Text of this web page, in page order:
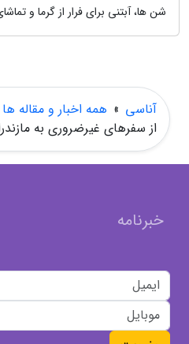
شن ها، آبتنی برای فرار از گرما و
آناسی » همه اخبار و مقاله ها
از سفرهای غیرضروری به
خبرنامه